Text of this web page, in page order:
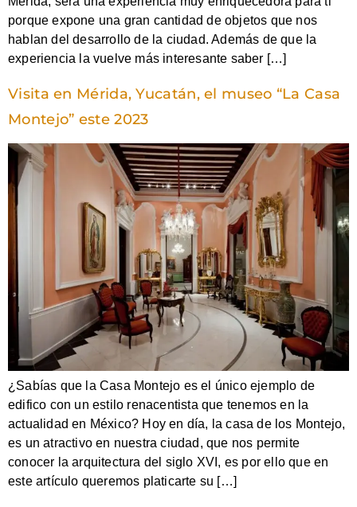
porque expone una gran cantidad de objetos que nos
hablan del desarrollo de la ciudad. Además de que la
experiencia la vuelve más interesante saber […]
Visita en Mérida, Yucatán, el museo “La Casa
Montejo” este 2023
¿Sabías que la Casa Montejo es el único ejemplo de
edifico con un estilo renacentista que tenemos en la
actualidad en México? Hoy en día, la casa de los Montejo,
es un atractivo en nuestra ciudad, que nos permite
conocer la arquitectura del siglo XVI, es por ello que en
este artículo queremos platicarte su […]